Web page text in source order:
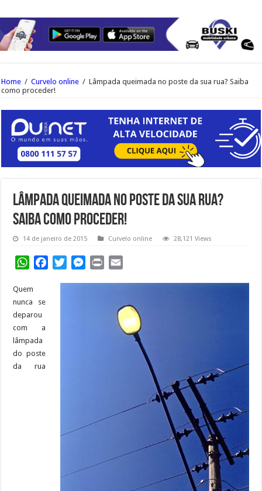
Home / Curvelo online / Lâmpada queimada no poste da sua rua? Saiba
como proceder!
Lâmpada queimada no poste da sua rua?
Saiba como proceder!
14 de janeiro de 2015 Curvelo online 28,121 Views
WhatsAppFacebookTwitterMessenger
Print
Quem
nunca se
deparou
com a
lâmpada
do poste
da rua